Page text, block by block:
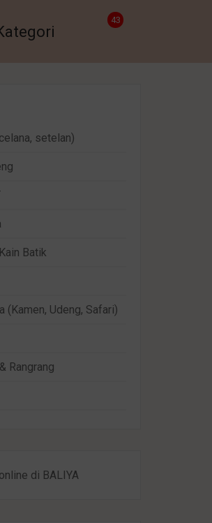
43
setelan)
Batik
(Kamen, Udeng, Safari)
Rangrang